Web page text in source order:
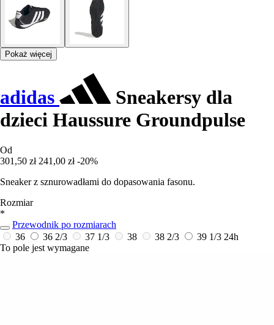
Pokaż więcej
adidas
Sneakersy dla
dzieci Haussure Groundpulse
Od
301,50 zł 241,00 zł -20%
Sneaker z sznurowadłami do dopasowania fasonu.
Rozmiar
*
Przewodnik po rozmiarach
36
36 2/3 37 1/3 38 38 2/3 39 1/3 24h
To pole jest wymagane